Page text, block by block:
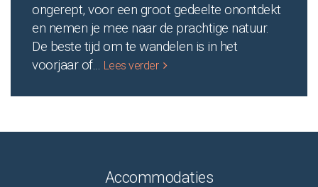
ongerept, voor een groot gedeelte onontdekt
en nemen je mee naar de prachtige natuur.
De beste tijd om te wandelen is in het
voorjaar of... Lees verder
Accommodaties